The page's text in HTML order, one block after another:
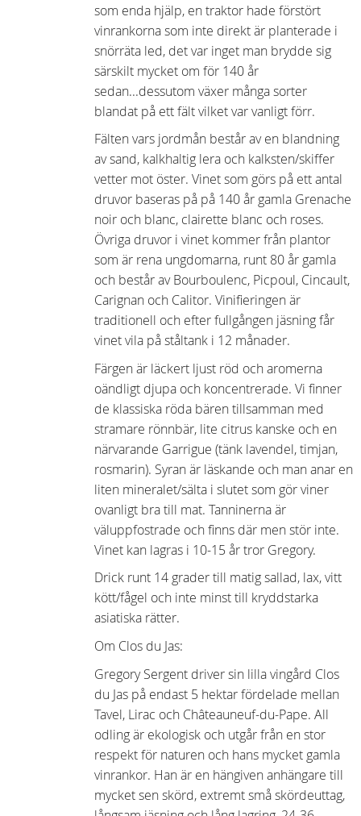
som enda hjälp, en traktor hade förstört
vinrankorna som inte direkt är planterade i
snörräta led, det var inget man brydde sig
särskilt mycket om för 140 år
sedan...dessutom växer många sorter
blandat på ett fält vilket var vanligt förr.
Fälten vars jordmån består av en blandning
av sand, kalkhaltig lera och kalksten/skiffer
vetter mot öster. Vinet som görs på ett antal
druvor baseras på på 140 år gamla Grenache
noir och blanc, clairette blanc och roses.
Övriga druvor i vinet kommer från plantor
som är rena ungdomarna, runt 80 år gamla
och består av Bourboulenc, Picpoul, Cincault,
Carignan och Calitor. Vinifieringen är
traditionell och efter fullgången jäsning får
vinet vila på ståltank i 12 månader.
Färgen är läckert ljust röd och aromerna
oändligt djupa och koncentrerade. Vi finner
de klassiska röda bären tillsamman med
stramare rönnbär, lite citrus kanske och en
närvarande Garrigue (tänk lavendel, timjan,
rosmarin). Syran är läskande och man anar en
liten mineralet/sälta i slutet som gör viner
ovanligt bra till mat. Tanninerna är
väluppfostrade och finns där men stör inte.
Vinet kan lagras i 10-15 år tror Gregory.
Drick runt 14 grader till matig sallad, lax, vitt
kött/fågel och inte minst till kryddstarka
asiatiska rätter.
Om Clos du Jas:
Gregory Sergent driver sin lilla vingård Clos
du Jas på endast 5 hektar fördelade mellan
Tavel, Lirac och Châteauneuf-du-Pape. All
odling är ekologisk och utgår från en stor
respekt för naturen och hans mycket gamla
vinrankor. Han är en hängiven anhängare till
mycket sen skörd, extremt små skördeuttag,